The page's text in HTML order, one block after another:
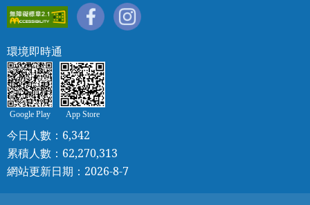
環境即時通
Google Play App Store
今日人數：6,342
累積人數：62,270,313
網站更新日期：2026-8-7